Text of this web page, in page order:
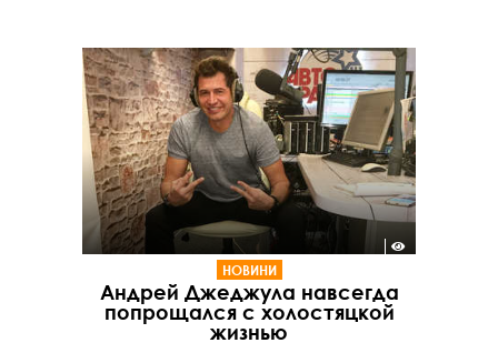
НОВИНИ
Андрей Джеджула навсегда
попрощался с холостяцкой
жизнью